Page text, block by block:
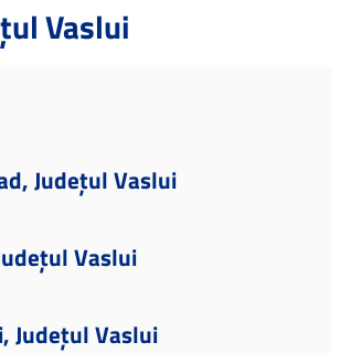
Vaslui
Județul Vaslui
Vaslui
Județul Vaslui